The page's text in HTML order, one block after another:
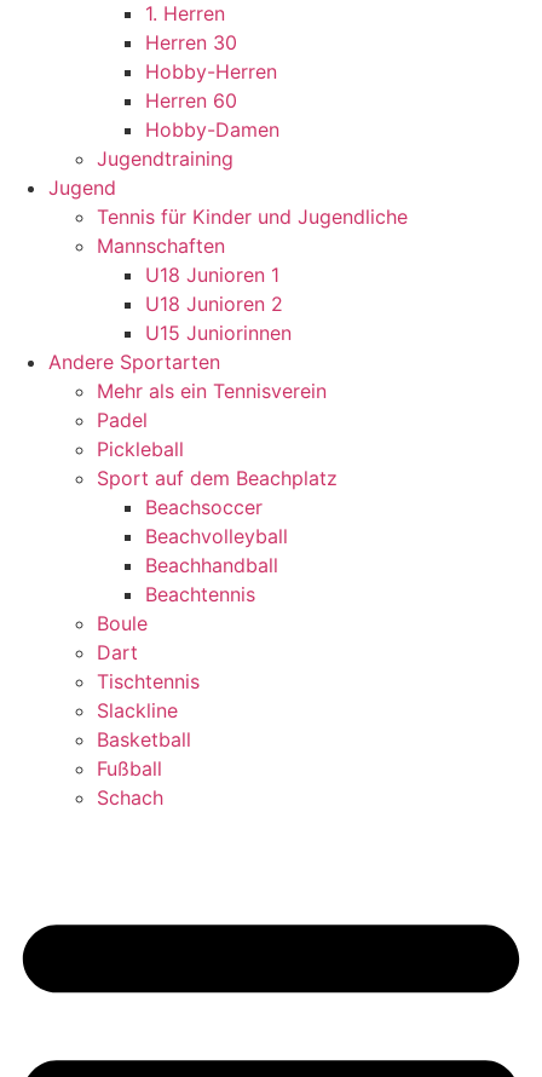
1. Herren
Herren 30
Hobby-Herren
Herren 60
Hobby-Damen
Jugendtraining
Jugend
Tennis für Kinder und Jugendliche
Mannschaften
U18 Junioren 1
U18 Junioren 2
U15 Juniorinnen
Andere Sportarten
Mehr als ein Tennisverein
Padel
Pickleball
Sport auf dem Beachplatz
Beachsoccer
Beachvolleyball
Beachhandball
Beachtennis
Boule
Dart
Tischtennis
Slackline
Basketball
Fußball
Schach